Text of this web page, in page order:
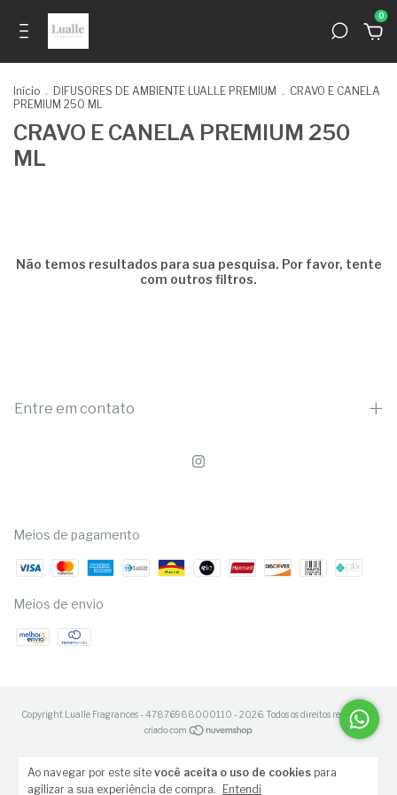
0
Ao navegar por este site você aceita o uso de cookies para
agilizar a sua experiência de compra.
Entendi
Início . DIFUSORES DE AMBIENTE LUALLE PREMIUM . CRAVO E CANELA
PREMIUM 250 ML
CRAVO E CANELA PREMIUM 250
ML
Não temos resultados para sua pesquisa. Por favor, tente
com outros filtros.
Entre em contato
Meios de pagamento
Meios de envio
Copyright Lualle Fragrances - 47876988000110 - 2026. Todos os direitos reservados.